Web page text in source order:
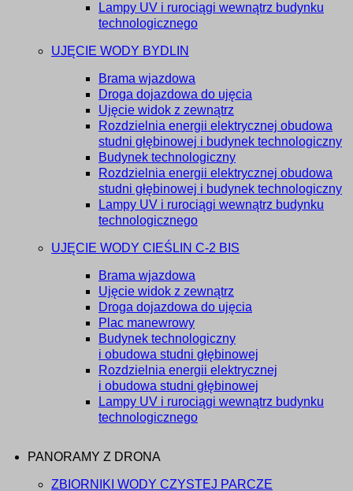
Lampy UV i rurociągi wewnątrz budynku
technologicznego
UJĘCIE WODY BYDLIN
Brama wjazdowa
Droga dojazdowa do ujęcia
Ujęcie widok z zewnątrz
Rozdzielnia energii elektrycznej obudowa
studni głębinowej i budynek technologiczny
Budynek technologiczny
Rozdzielnia energii elektrycznej obudowa
studni głębinowej i budynek technologiczny
Lampy UV i rurociągi wewnątrz budynku
technologicznego
UJĘCIE WODY CIEŚLIN C-2 BIS
Brama wjazdowa
Ujęcie widok z zewnątrz
Droga dojazdowa do ujęcia
Plac manewrowy
Budynek technologiczny
i obudowa studni głębinowej
Rozdzielnia energii elektrycznej
i obudowa studni głębinowej
Lampy UV i rurociągi wewnątrz budynku
technologicznego
PANORAMY Z DRONA
ZBIORNIKI WODY CZYSTEJ PARCZE